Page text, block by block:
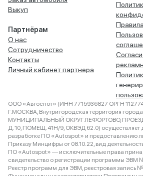
Выкуп
Партнёрам
О нас
Сотрудничество
Контакты
Личный кабинет партнера
ООО «Автоспот» (ИНН 7715936827 ОРГН
Г.МОСКВА, Внутригородская территория
МУНИЦИПАЛЬНЫЙ ОКРУГ ЛЕФОРТОВО,
Д. 10, ПОМЕЩ. 41Н/9, ОКВЭД 62.0) осуществляет
разработке ПО «Autospot» и предоставлению
Приказу Минцифры от 08.10.22, вид
ПО «Autospot» — исключительные права
свидетельство о регистрации программы ЭВМ
Реестр программ для ЭВМ, реестровая запись №